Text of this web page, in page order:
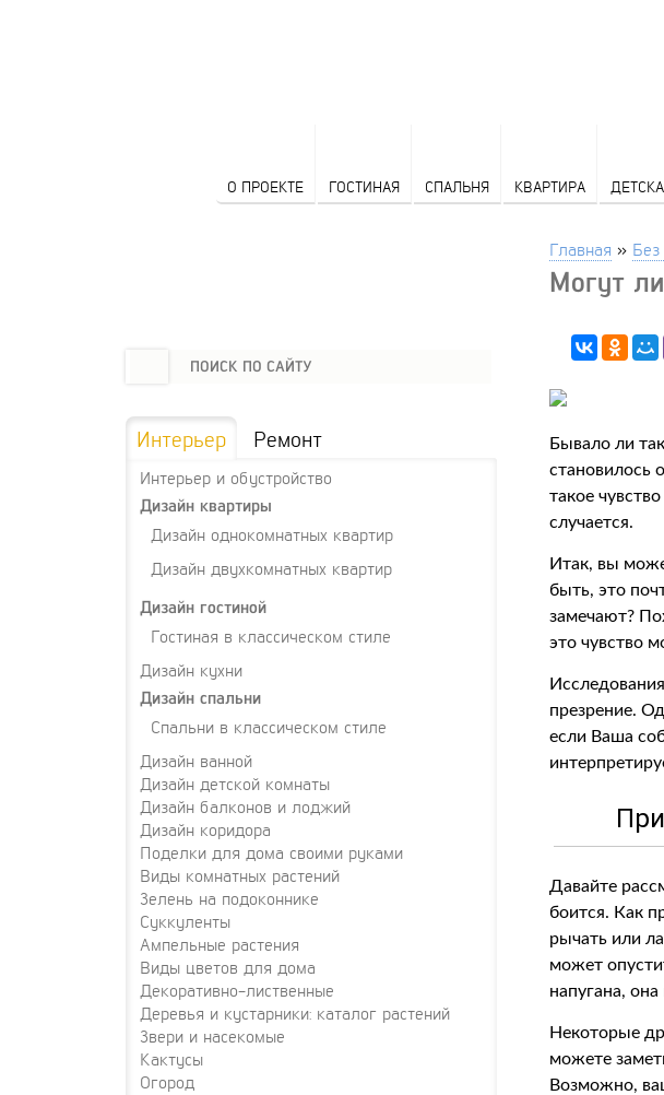
О ПРОЕКТЕ ГОСТИНАЯ СПАЛЬНЯ КВАРТИРА
Главная »
Могут
Бывало ли
становилось
такое
случается.
Итак, вы
быть, это
замечают?
это чувство
презрение.
если Ваша
Давайте
боится. Как
рычать или
может
напугана,
Некоторые
можете
Возможно,
Интерьер Ремонт
Интерьер и обустройство
Дизайн квартиры
Дизайн однокомнатных квартир
Дизайн двухкомнатных квартир
Дизайн гостиной
Гостиная в классическом стиле
Дизайн кухни
Дизайн спальни
Спальни в классическом стиле
Дизайн ванной
Дизайн детской комнаты
Дизайн балконов и лоджий
Дизайн коридора
Поделки для дома своими руками
Виды комнатных растений
Зелень на подоконнике
Суккуленты
Ампельные растения
Виды цветов для дома
Декоративно-лиственные
Деревья и кустарники: каталог растений
Звери и насекомые
Кактусы
Огород